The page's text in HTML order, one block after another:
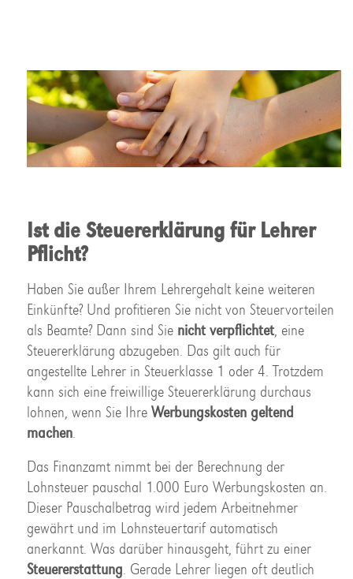
Ist die Steuererklärung für Lehrer
Pflicht?
Haben Sie außer Ihrem Lehrergehalt keine weiteren
Einkünfte? Und profitieren Sie nicht von Steuervorteilen
als Beamte? Dann sind Sie nicht verpflichtet, eine
Steuererklärung abzugeben. Das gilt auch für
angestellte Lehrer in Steuerklasse 1 oder 4. Trotzdem
kann sich eine freiwillige Steuererklärung durchaus
lohnen, wenn Sie Ihre Werbungskosten geltend
machen.
Das Finanzamt nimmt bei der Berechnung der
Lohnsteuer pauschal 1.000 Euro Werbungskosten an.
Dieser Pauschalbetrag wird jedem Arbeitnehmer
gewährt und im Lohnsteuertarif automatisch
anerkannt. Was darüber hinausgeht, führt zu einer
Steuererstattung . Gerade Lehrer liegen oft deutlich